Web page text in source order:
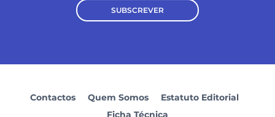
SUBSCREVER
Contactos Quem Somos
Estatuto Editorial
Ficha Técnica